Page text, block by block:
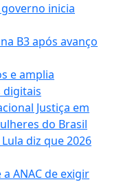
inicia
B3 após avanço
e amplia
digitais
Justiça em
do Brasil
diz que 2026
ANAC de exigir